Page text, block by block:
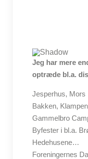
Jeg har mere
optræde bl.a.
Jesperhus, Mors
Bakken,
Gammelbro
Byfester i bl.a.
Hedehusene…
Foreningernes